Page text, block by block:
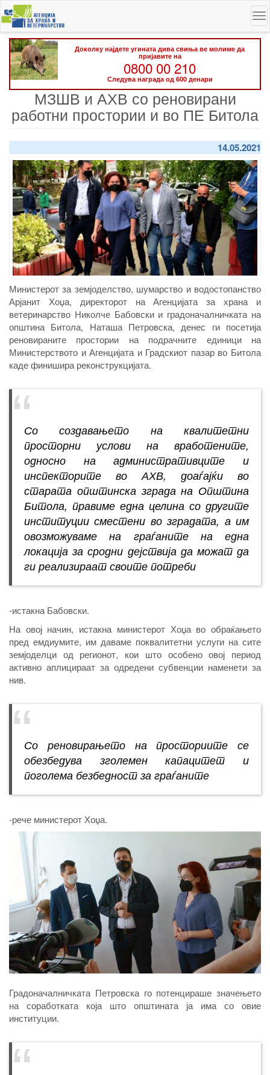
Skip
to
main
content
Доколку најдете угината дива свиња ве молиме да
пријавите на
0800 00 210
Следува награда од 600 денари
МЗШВ и АХВ со реновирани
работни простории и во ПЕ Битола
14.05.2021
Министерот за земјоделство, шумарство и водостопанство
Арјанит Хоџа, директорот на Агенцијата за храна и
ветеринарство Николче Бабовски и градоначалничката на
општина Битола, Наташа Петровска, денес ги посетија
реновираните простории на подрачните единици на
Министерството и Агенцијата и Градскиот пазар во Битола
каде финишира реконструкцијата.
Со создавањето на квалитетни
просторни услови на вработените,
односно на административците и
инспекторите во АХВ, доаѓајќи во
старата општинска зграда на Општина
Битола, правиме една целина со другите
институции сместени во зградата, а им
овозможуваме на граѓаните на една
локација за сродни дејствија да можат да
ги реализираат своите потреби
-истакна Бабовски.
На овој начин, истакна министерот Хоџа во обраќањето
пред емдиумите, им даваме поквалитетни услуги на сите
земјоделци од регионот, кои што особено овој период
активно аплицираат за одредени субвенции наменети за
нив.
Со реновирањето на просториите се
обезбедува зголемен капацитет и
поголема безбедност за граѓаните
-рече министерот Хоџа.
Градоначалничката Петровска го потенцираше значењето
на соработката која што општината ја има со овие
институции.